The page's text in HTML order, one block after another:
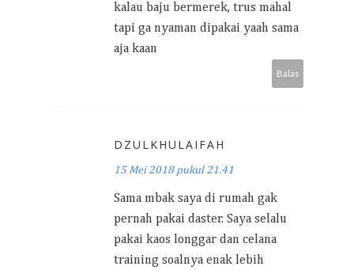
kalau baju bermerek, trus mahal
tapi ga nyaman dipakai yaah sama
aja kaan
Balas
DZULKHULAIFAH
15 Mei 2018 pukul 21.41
Sama mbak saya di rumah gak
pernah pakai daster. Saya selalu
pakai kaos longgar dan celana
training soalnya enak lebih